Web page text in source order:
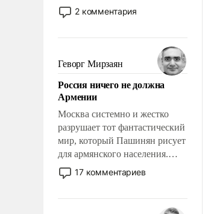
США потребуется более трех
лет. Даже небольшая война с
Сложившаяся ситуация
означает многолетний период
уязвимости США, например,
перед Китаем.
2 комментария
Геворг Мирзаян
Россия ничего не должна
Армении
Москва системно и жестко
разрушает тот фантастический
мир, который Пашинян рисует
для армянского населения.
Мир, где политические
прожекты будут безусловно
17 комментариев